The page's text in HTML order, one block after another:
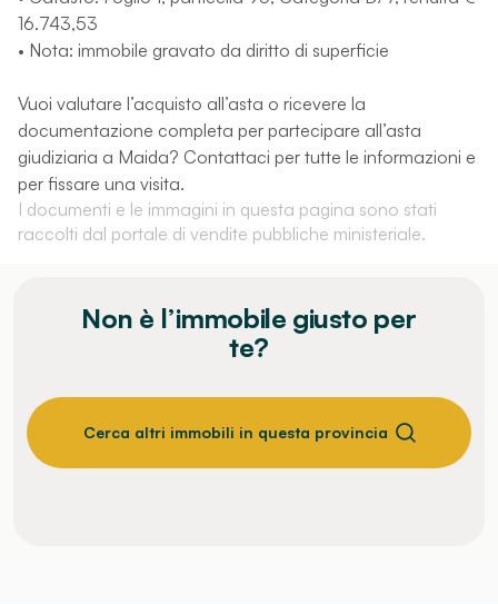
16.743,53
• Nota: immobile gravato da diritto di superficie
Vuoi valutare l’acquisto all’asta o ricevere la
documentazione completa per partecipare all’asta
giudiziaria a Maida? Contattaci per tutte le informazioni e
per fissare una visita.
I documenti e le immagini in questa pagina sono stati
raccolti dal portale di vendite pubbliche ministeriale.
Non è l’immobile giusto per
te?
Cerca altri immobili in questa provincia